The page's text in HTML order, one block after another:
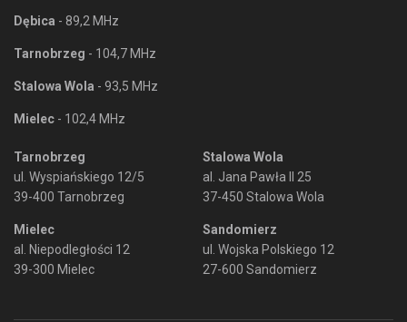
Dębica - 89,2 MHz
Tarnobrzeg - 104,7 MHz
Stalowa Wola - 93,5 MHz
Mielec - 102,4 MHz
Tarnobrzeg
ul. Wyspiańskiego 12/5
39-400 Tarnobrzeg
Mielec
al. Niepodległości 12
39-300 Mielec
Stalowa Wola
al. Jana Pawła II 25
37-450 Stalowa Wola
Sandomierz
ul. Wojska Polskiego 12
27-600 Sandomierz